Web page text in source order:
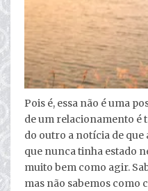
Pois é, essa não é uma
de um relacionamento é
do outro a notícia de que
que nunca tinha estado
muito bem como agir.
mas não sabemos como